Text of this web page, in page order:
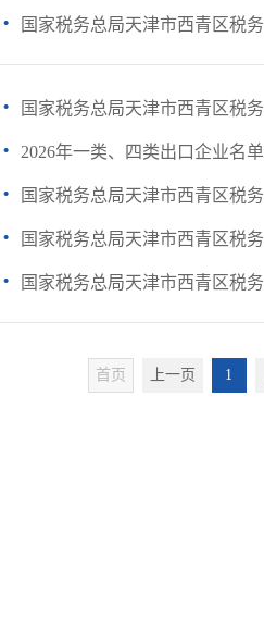
· 国家税务总局天津市西青区税
· 国家税务总局天津市西青区税
· 2026年一类、四类出口企业名
· 国家税务总局天津市西青区税
· 国家税务总局天津市西青区税
· 国家税务总局天津市西青区税
首页 上一页 1